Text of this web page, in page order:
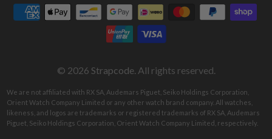
Facebook
Instagram
PinterestTumblr
TwitterYouTube
© 2026 Strapcode. All rights reserved.
We are not affiliated with RX SA, Audemars Piguet, Seiko Holdings Corporation,
Orient Watch Company Limited or any other watch brand company. All watches,
likeness, and logos are trademarks or registered trademarks of RX SA, Audemars
Piguet, Seiko Holdings Corporation, Orient Watch Company Limited, respectively.